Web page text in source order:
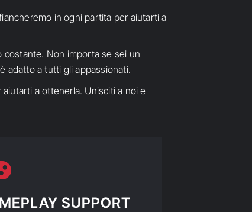
in ogni partita per aiutarti a
costante. Non importa se sei un
adatto a tutti gli appassionati.
a ottenerla. Unisciti a noi e
SUPPORT